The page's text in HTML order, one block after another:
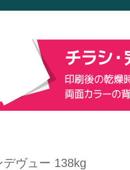
デヴュー 138kg